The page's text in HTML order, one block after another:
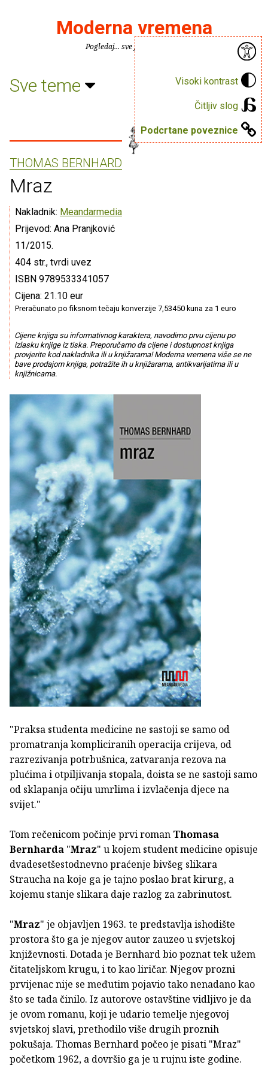
Visoki kontrast
Čitljiv slog
Podcrtane poveznice
Moderna vremena
Pogledaj... sve je puno knjiga.
Sve teme
THOMAS BERNHARD
Mraz
Nakladnik: Meandarmedia
Prijevod: Ana Pranjković
11/2015.
404 str., tvrdi uvez
ISBN 9789533341057
Cijena: 21.10 eur
Preračunato po fiksnom tečaju konverzije 7,53450 kuna za 1 euro
Cijene knjiga su informativnog karaktera, navodimo prvu cijenu po
izlasku knjige iz tiska. Preporučamo da cijene i dostupnost knjiga
provjerite kod nakladnika ili u knjižarama! Moderna vremena više se ne
bave prodajom knjiga, potražite ih u knjižarama, antikvarijatima ili u
knjižnicama.
"Praksa studenta medicine ne sastoji se samo od
promatranja kompliciranih operacija crijeva, od
razrezivanja potrbušnica, zatvaranja rezova na
plućima i otpiljivanja stopala, doista se ne sastoji samo
od sklapanja očiju umrlima i izvlačenja djece na
svijet."
Tom rečenicom počinje prvi roman Thomasa
Bernharda "Mraz" u kojem student medicine opisuje
dvadesetšestodnevno praćenje bivšeg slikara
Straucha na koje ga je tajno poslao brat kirurg, a
kojemu stanje slikara daje razlog za zabrinutost.
"Mraz" je objavljen 1963. te predstavlja ishodište
prostora što ga je njegov autor zauzeo u svjetskoj
književnosti. Dotada je Bernhard bio poznat tek užem
čitateljskom krugu, i to kao liričar. Njegov prozni
prvijenac nije se međutim pojavio tako nenadano kao
što se tada činilo. Iz autorove ostavštine vidljivo je da
je ovom romanu, koji je udario temelje njegovoj
svjetskoj slavi, prethodilo više drugih proznih
pokušaja. Thomas Bernhard počeo je pisati "Mraz"
početkom 1962, a dovršio ga je u rujnu iste godine.